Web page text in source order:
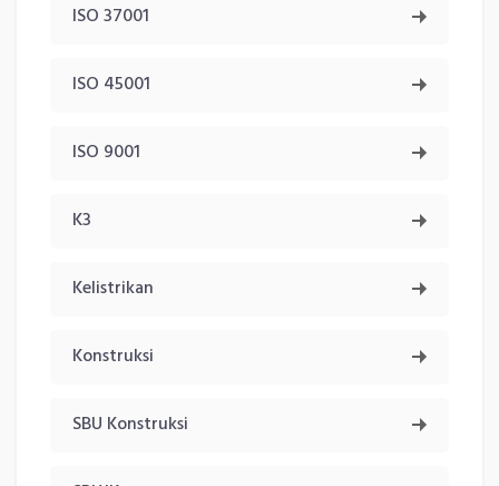
ISO 37001
ISO 45001
ISO 9001
K3
Kelistrikan
Konstruksi
SBU Konstruksi